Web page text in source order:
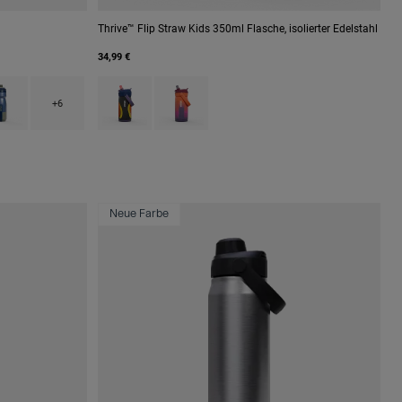
Berry.
type of Mercury Blush.
swatch type of Mercury Deep Sea.
+6
Thrive™ Flip Straw Kids 350ml Flasche, isolierter Edelstahl
34,99 €
Product swatch type of Cyclone.
Product swatch type of Misty Mountain.
Neue Farbe